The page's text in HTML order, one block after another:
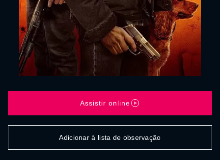
Assistir online
Adicionar à lista de observação